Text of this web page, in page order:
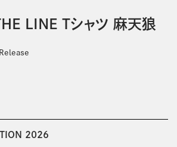
LINE Tシャツ 麻天狼
2026